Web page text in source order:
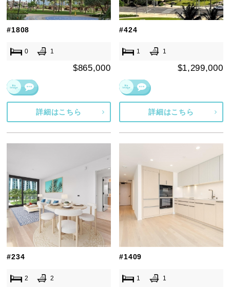
#1808
0 1
$865,000
詳細はこちら
#424
1 1
$1,299,000
詳細はこちら
#234
2 2
#1409
1 1